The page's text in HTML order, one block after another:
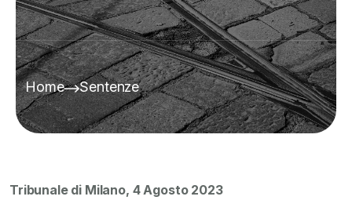
Home Sentenze
Tribunale di Milano, 4 Agosto 2023